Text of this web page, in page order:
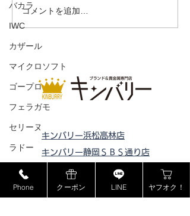
バカラ
IWC
カザール
マイクロソフト
ゴープロ
フェラガモ
セリーヌ
ラドー
サントリー
MCM
クルーガーランド金貨
1/4oz
コメントを追加…
キンバリー浜松高林店
キンバリー静岡ＳＢＳ通り店
キンバリー藤枝インター店
ピックアップ浜松西伊場店
Phone クーポン LINE ヤフオク！